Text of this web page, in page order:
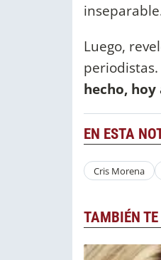
Luego,
periodistas.
hecho,
EN ESTA
Cris Morena
TAMBIÉN TE